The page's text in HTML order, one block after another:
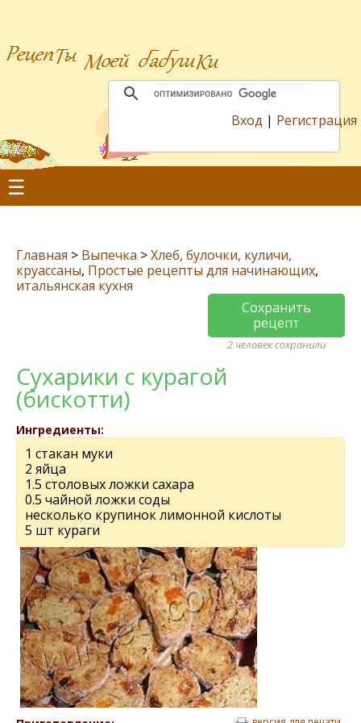
Вход | Регистрация
☰
Главная > Выпечка >Хлеб, булочки, куличи,
круассаны, Простые рецепты для начинающих,
итальянская кухня
Сохранить
рецепт
2 человек сохранили
Сухарики с курагой
(бискотти)
Ингредиенты:
1 стакан муки
2 яйца
1.5 столовых ложки сахара
0.5 чайной ложки соды
несколько крупинок лимонной кислоты
5 шт кураги